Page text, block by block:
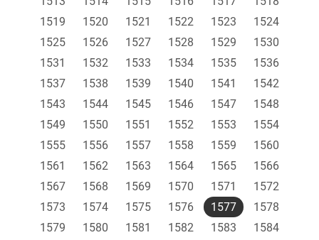
1519
1520 1521 1522 1523
1524
1525
1526 1527 1528 1529
1530
1531
1532 1533 1534 1535
1536
1537
1538 1539 1540 1541
1542
1543
1544 1545 1546 1547
1548
1549
1550 1551 1552 1553
1554
1555
1556 1557 1558 1559
1560
1561
1562 1563 1564 1565
1566
1567
1568 1569 1570 1571
1572
1573
1574 1575 1576 1577
1578
1579
1580 1581 1582 1583
1584